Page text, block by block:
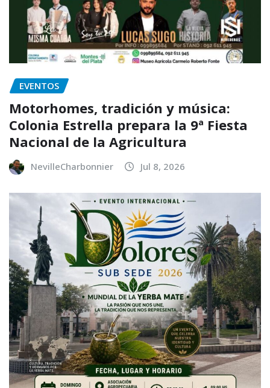
EVENTOS
Motorhomes, tradición y música:
Colonia Estrella prepara la 9ª Fiesta
Nacional de la Agricultura
NevilleCharbonnier Jul 8, 2026